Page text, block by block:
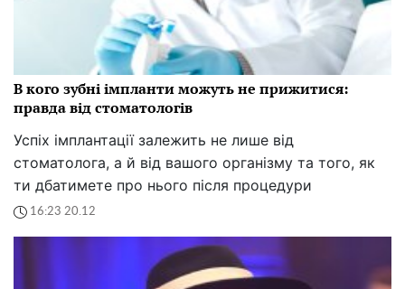
В кого зубні імпланти можуть не прижитися:
правда від стоматологів
Успіх імплантації залежить не лише від
стоматолога, а й від вашого організму та того, як
ти дбатимете про нього після процедури
16:23 20.12